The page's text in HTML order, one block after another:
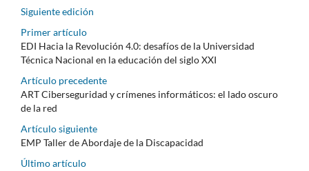
Siguiente edición
Primer artículo
EDI Hacia la Revolución 4.0: desafíos de la Universidad
Técnica Nacional en la educación del siglo XXI
Artículo precedente
ART Ciberseguridad y crímenes informáticos: el lado oscuro
de la red
Artículo siguiente
EMP Taller de Abordaje de la Discapacidad
Último artículo